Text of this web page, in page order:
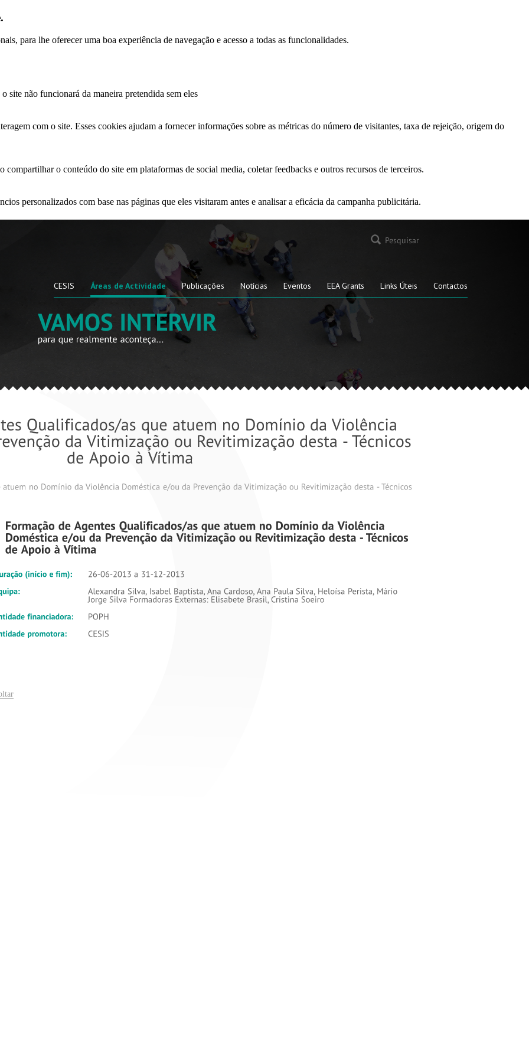
para lhe oferecer uma boa experiência de navegação e acesso a todas as funcionalidades.
site não funcionará da maneira pretendida sem eles
com o site. Esses cookies ajudam a fornecer informações sobre as métricas do número de visitantes, taxa de rejeição, origem do
o conteúdo do site em plataformas de social media, coletar feedbacks e outros recursos de terceiros.
personalizados com base nas páginas que eles visitaram antes e analisar a eficácia da campanha publicitária.
CESIS Áreas de Actividade Publicações Notícias Eventos EEA Grants Links Úteis Contactos